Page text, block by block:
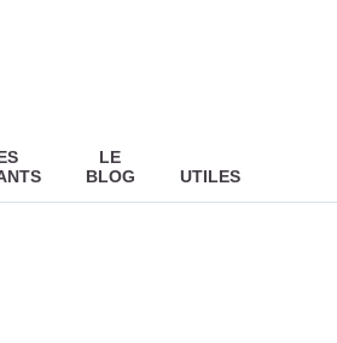
LE
BLOG
UTILES